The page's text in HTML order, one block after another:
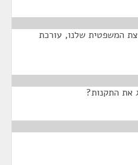
המשפטית שלנו, עורכת
את התקנות?